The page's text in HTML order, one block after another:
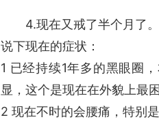
4.现在又戒了半个月了。
说下现在的症状：
1 已经持续1年多的黑眼圈
显，这个是现在在外貌上最
2 现在不时的会腰痛，特别是